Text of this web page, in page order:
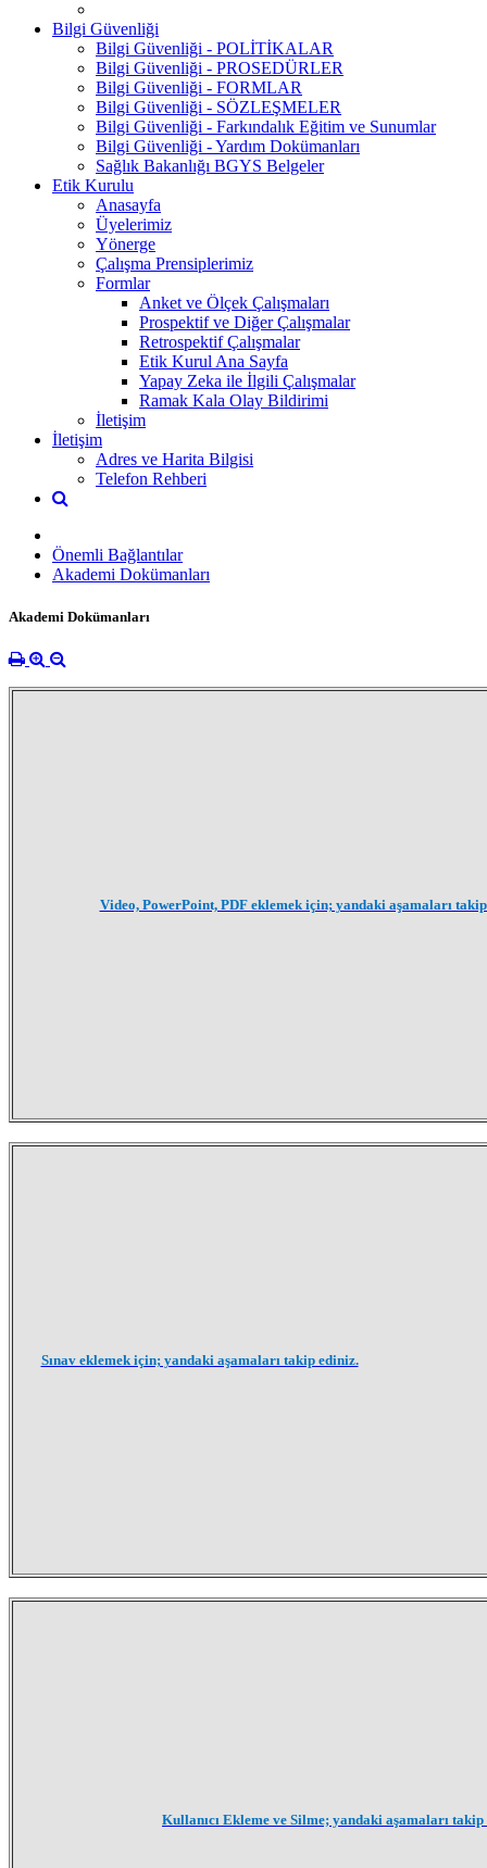
Bilgi Güvenliği
Bilgi Güvenliği - POLİTİKALAR
Bilgi Güvenliği - PROSEDÜRLER
Bilgi Güvenliği - FORMLAR
Bilgi Güvenliği - SÖZLEŞMELER
Bilgi Güvenliği - Farkındalık Eğitim ve Sunumlar
Bilgi Güvenliği - Yardım Dokümanları
Sağlık Bakanlığı BGYS Belgeler
Etik Kurulu
Anasayfa
Üyelerimiz
Yönerge
Çalışma Prensiplerimiz
Formlar
Anket ve Ölçek Çalışmaları
Prospektif ve Diğer Çalışmalar
Retrospektif Çalışmalar
Etik Kurul Ana Sayfa
Yapay Zeka ile İlgili Çalışmalar
Ramak Kala Olay Bildirimi
İletişim
İletişim
Adres ve Harita Bilgisi
Telefon Rehberi
Önemli Bağlantılar
Akademi Dokümanları
Akademi Dokümanları
Video, PowerPoint, PDF eklemek için; yandaki aşamaları
Sınav eklemek için; yandaki aşamaları takip ediniz.
Kullanıcı Ekleme ve Silme; yandaki aşamaları